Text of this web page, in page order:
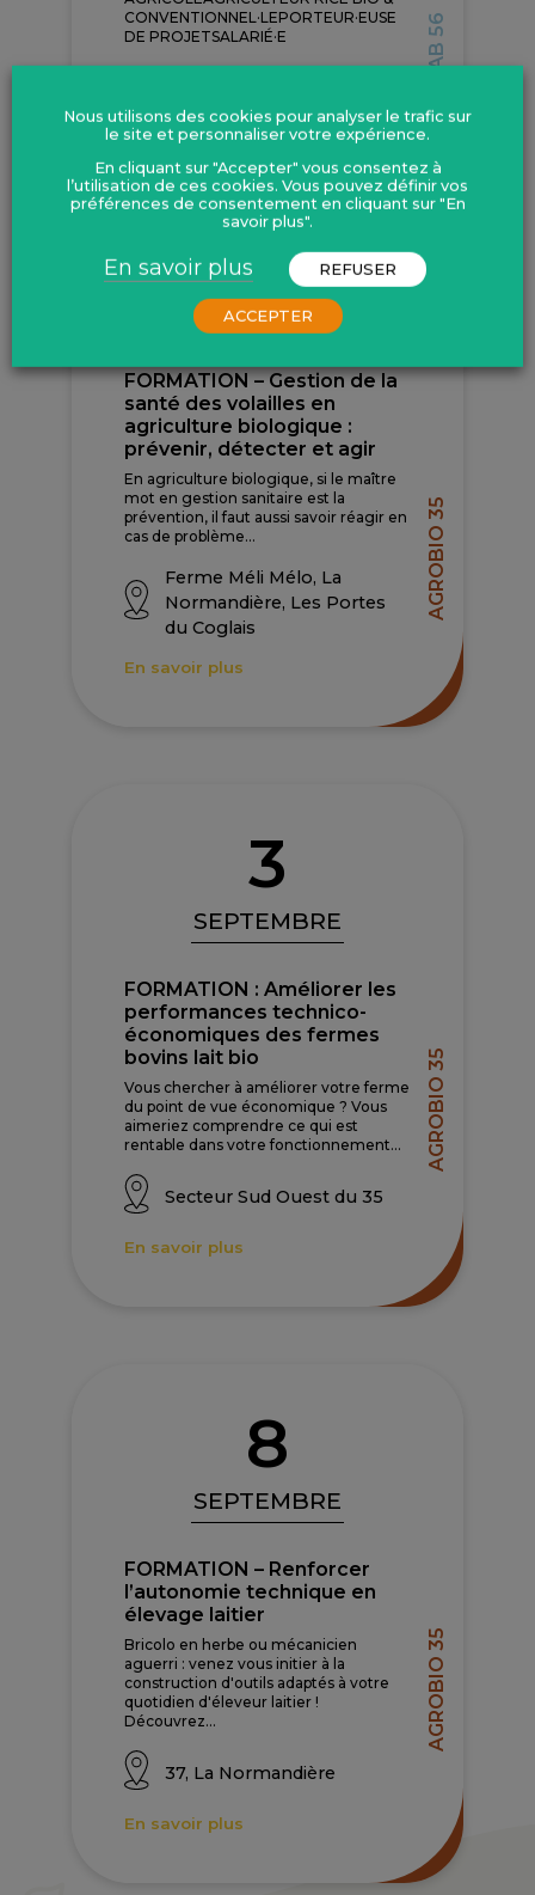
CONVENTIONNEL·LEPORTEUR·EUSE
DE PROJETSALARIÉ·E
En savoir plus
GAB 56
SEPTEMBRE
FORMATION – Gestion de la
santé des volailles en
agriculture biologique :
prévenir, détecter et agir
En agriculture biologique, si le maître
mot en gestion sanitaire est la
prévention, il faut aussi savoir réagir en
cas de problème...
Ferme Méli Mélo, La
Normandière, Les Portes
du Coglais
En savoir plus
AGROBIO 35
3
SEPTEMBRE
FORMATION : Améliorer les
performances technico-
économiques des fermes
bovins lait bio
Vous chercher à améliorer votre ferme
du point de vue économique ? Vous
aimeriez comprendre ce qui est
rentable dans votre fonctionnement...
Secteur Sud Ouest du 35
En savoir plus
AGROBIO 35
8
SEPTEMBRE
FORMATION – Renforcer
l’autonomie technique en
élevage laitier
Bricolo en herbe ou mécanicien
aguerri : venez vous initier à la
construction d'outils adaptés à votre
quotidien d'éleveur laitier !
Découvrez...
37, La Normandière
En savoir plus
AGROBIO 35
Nous utilisons des cookies pour analyser le trafic sur
le site et personnaliser votre expérience.
En cliquant sur "Accepter" vous consentez à
l’utilisation de ces cookies. Vous pouvez définir vos
préférences de consentement en cliquant sur "En
savoir plus".
En savoir plus REFUSER
ACCEPTER